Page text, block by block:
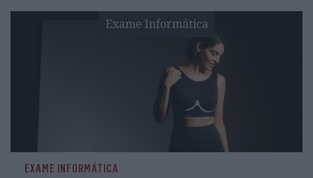
Exame Informática
EXAME INFORMÁTICA